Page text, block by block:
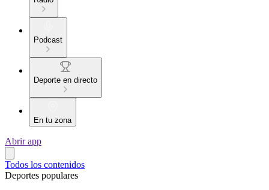
Podcast
Deporte en directo
En tu zona
Abrir app
Todos los contenidos
Deportes populares